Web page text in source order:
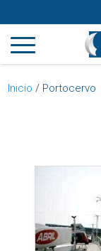
Inicio / Portocervo